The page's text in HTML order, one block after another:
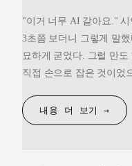
"이거 너무 AI 같아요."
3초쯤 보더니 그렇게 말
묘하게 굳었다. 그럴 만
직접 손으로 잡은 것이었
것을 변호할 언어를 끝내
생각했다. 대체 "AI 같다"
내용 더 보기 →